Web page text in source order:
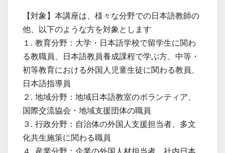
【対象】本講座は、様々な分野での日本語教師の
他、以下のような方を対象とします
１. 教育分野：大学・日本語学校で留学生に関わ
る教職員、日本語教員養成課程で学ぶ方、中等・
初等教育における外国人児童生徒に関わる教員、
日本語指導員
２. 地域分野：地域日本語教室のボランティア、
国際交流協会・地域支援団体の職員
３. 行政分野：自治体の外国人支援担当者、多文
化共生施策に関わる職員
４. 産業分野：企業の外国人材担当者、社内日本